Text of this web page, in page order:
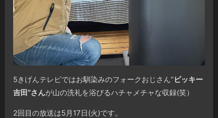
5きげんテレビではお馴染みのフォークおじさん” ビッキー
吉田”さんが山の洗礼を浴びるハチャメチャな収録(笑）
2回目の放送は5月17日(火)です。